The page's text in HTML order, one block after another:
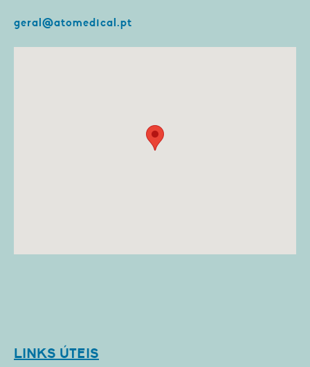
geral@atomedical.pt
LINKS ÚTEIS